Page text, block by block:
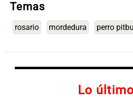
Temas
rosario mordedura perro
Lo